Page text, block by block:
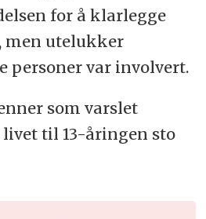
for å klarlegge
men utelukker
personer var involvert.
som varslet
til 13-åringen sto